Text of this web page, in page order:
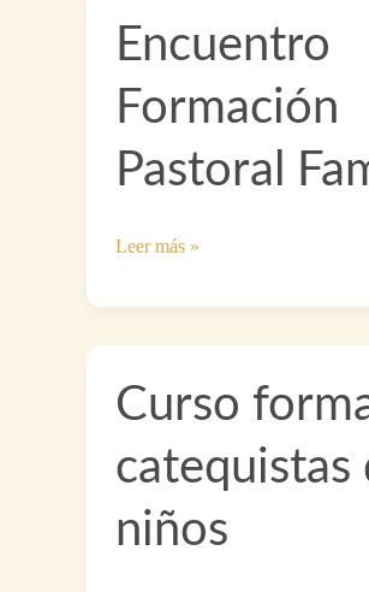
Encuentro
Formación
Pastoral
Encuentro
Pastoral
Leer más »
Curso
catequistas
niños